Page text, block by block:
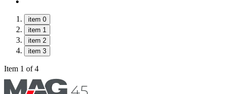
item 0
item 1
item 2
item 3
Item 1 of 4